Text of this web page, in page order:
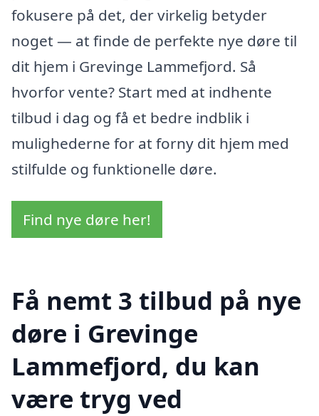
fokusere på det, der virkelig betyder
noget — at finde de perfekte nye døre til
dit hjem i Grevinge Lammefjord. Så
hvorfor vente? Start med at indhente
tilbud i dag og få et bedre indblik i
mulighederne for at forny dit hjem med
stilfulde og funktionelle døre.
Find nye døre her!
Få nemt 3 tilbud på nye
døre i Grevinge
Lammefjord, du kan
være tryg ved